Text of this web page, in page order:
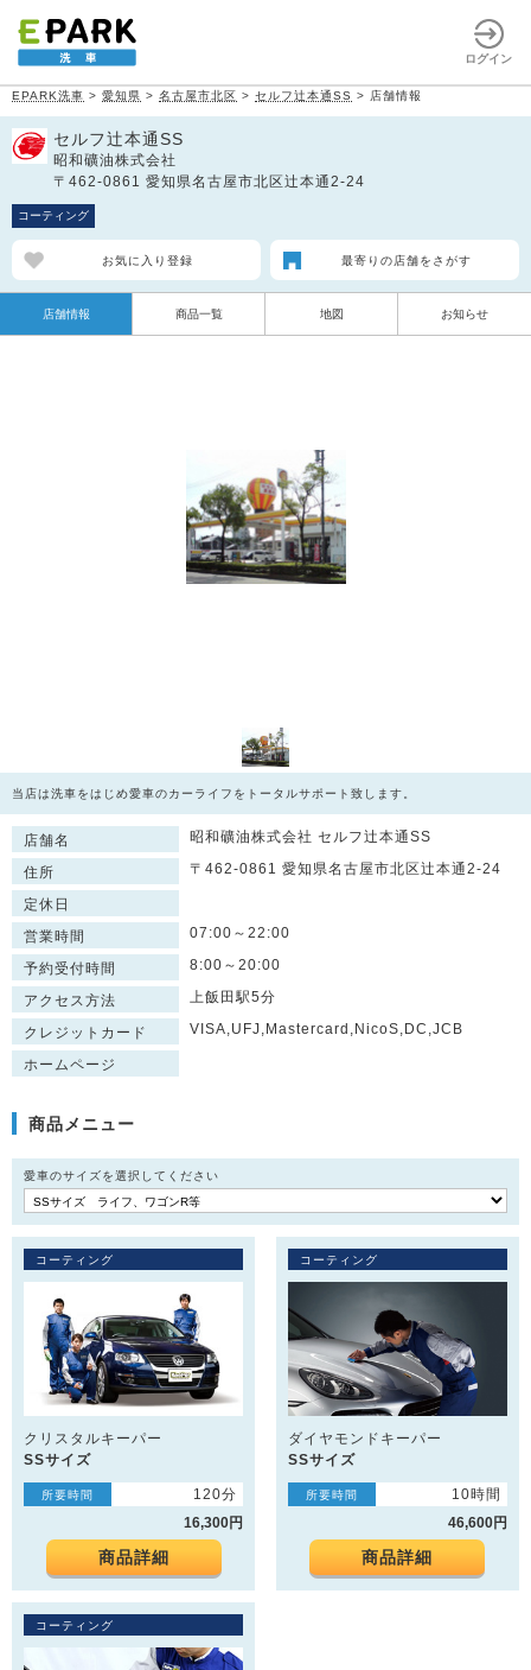
ログイン
EPARK洗車 > 愛知県 > 名古屋市北区 > セルフ辻本通SS > 店舗情報
セルフ辻本通SS
昭和礦油株式会社
〒462-0861 愛知県名古屋市北区辻本通2-24
コーティング
お気に入り登録 最寄りの店舗をさがす
店舗情報 商品一覧 地図 お知らせ
当店は洗車をはじめ愛車のカーライフをトータルサポート致します。
店舗名 昭和礦油株式会社 セルフ辻本通SS
住所 〒462-0861 愛知県名古屋市北区辻本通2-24
定休日
営業時間
07:00～22:00
予約受付時間 8:00～20:00
アクセス方法 上飯田駅5分
クレジットカード VISA,UFJ,Mastercard,NicoS,DC,JCB
ホームページ
商品メニュー
愛車のサイズを選択してください
コーティング
クリスタルキーパー
SSサイズ
所要時間
120分
16,300円
商品詳細
コーティング
ダイヤモンドキーパー
SSサイズ
所要時間
10時間
46,600円
商品詳細
コーティング